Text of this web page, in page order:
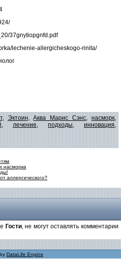
37gnytiopgnfd.pdf
lechenie-allergicheskogo-rinita/
, Эктоин,Аква Марис Сэнс, насморк,
, лечение, подходы, инновация,
насморка
аллергического?
Гости, не могут оставлять комментарии
DataLife Engine